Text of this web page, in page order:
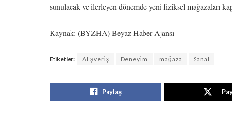
sunulacak ve ilerleyen dönemde yeni fiziksel mağazaları
Kaynak: (BYZHA) Beyaz Haber Ajansı
Etiketler: Alışveri̇ş Deneyi̇m mağaza Sanal
Paylaş